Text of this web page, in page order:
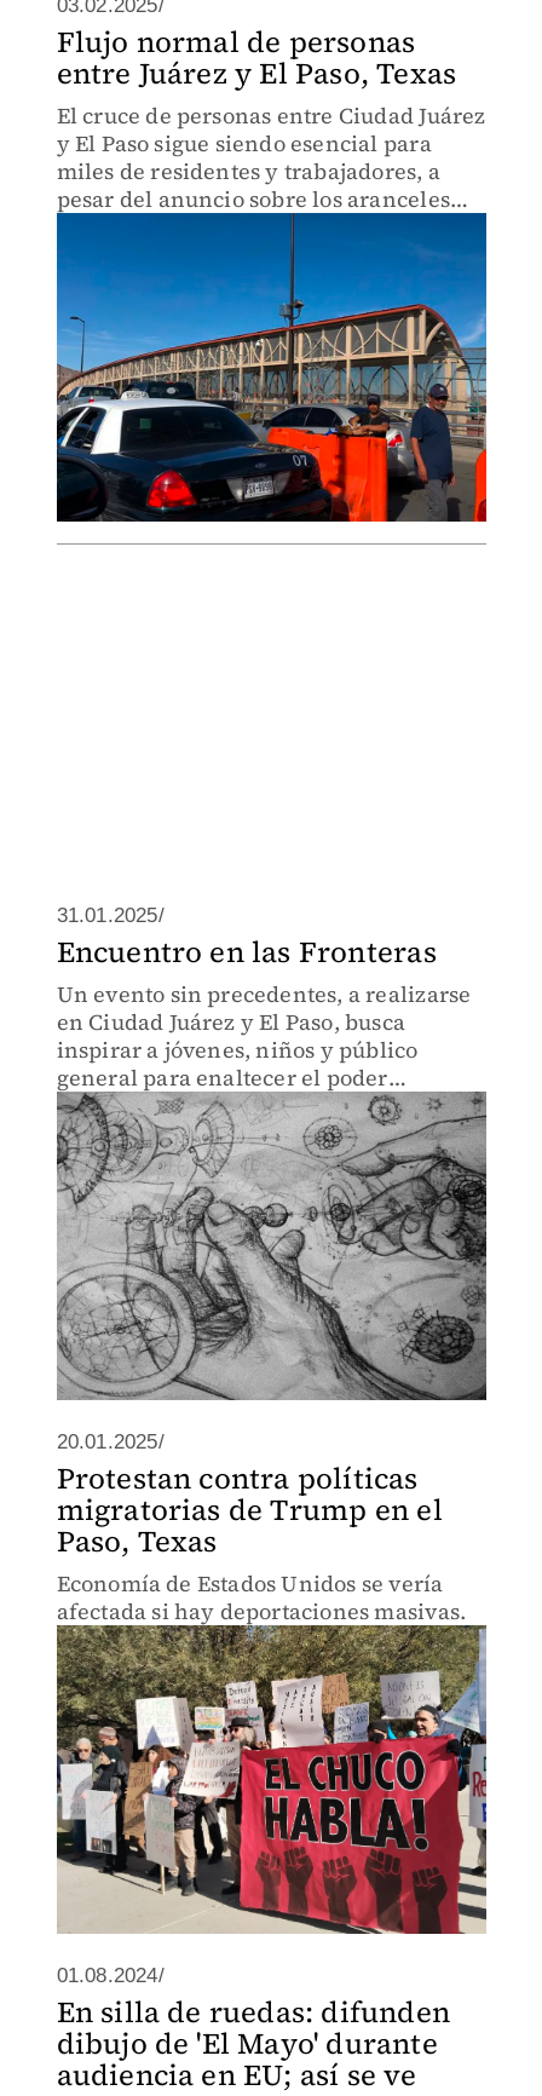
03.02.2025/
Flujo normal de personas
entre Juárez y El Paso, Texas
El cruce de personas entre Ciudad Juárez
y El Paso sigue siendo esencial para
miles de residentes y trabajadores, a
pesar del anuncio sobre los aranceles
31.01.2025/
Encuentro en las Fronteras
Un evento sin precedentes, a realizarse
en Ciudad Juárez y El Paso, busca
inspirar a jóvenes, niños y público
general para enaltecer el poder
transformador que el Arte, la Ciencia y
la Tecnología.
20.01.2025/
Protestan contra políticas
migratorias de Trump en el
Paso, Texas
Economía de Estados Unidos se vería
afectada si hay deportaciones masivas.
01.08.2024/
En silla de ruedas: difunden
dibujo de 'El Mayo' durante
audiencia en EU; así se ve